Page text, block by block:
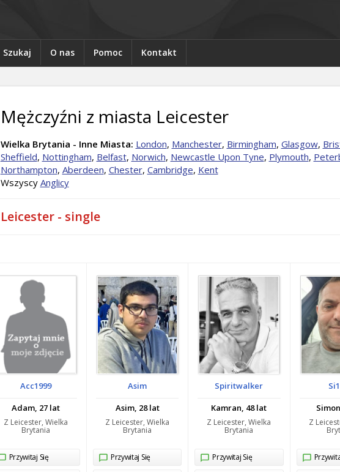
Szukaj O nas Pomoc Kontakt
Mężczyźni z miasta Leicester
Wielka Brytania - Inne Miasta: London, Manchester, Birmingham, Glasgow,
Sheffield, Nottingham, Belfast, Norwich, Newcastle Upon Tyne, Plymouth,
Northampton, Aberdeen, Chester, Cambridge, Kent
Wszyscy Anglicy
Leicester - single
Acc1999
Adam, 27 lat
Z Leicester, Wielka
Brytania
Przywitaj Się
Asim
Asim, 28 lat
Z Leicester, Wielka
Brytania
Przywitaj Się
Spiritwalker
Kamran, 48 lat
Z Leicester, Wielka
Brytania
Przywitaj Się
Z